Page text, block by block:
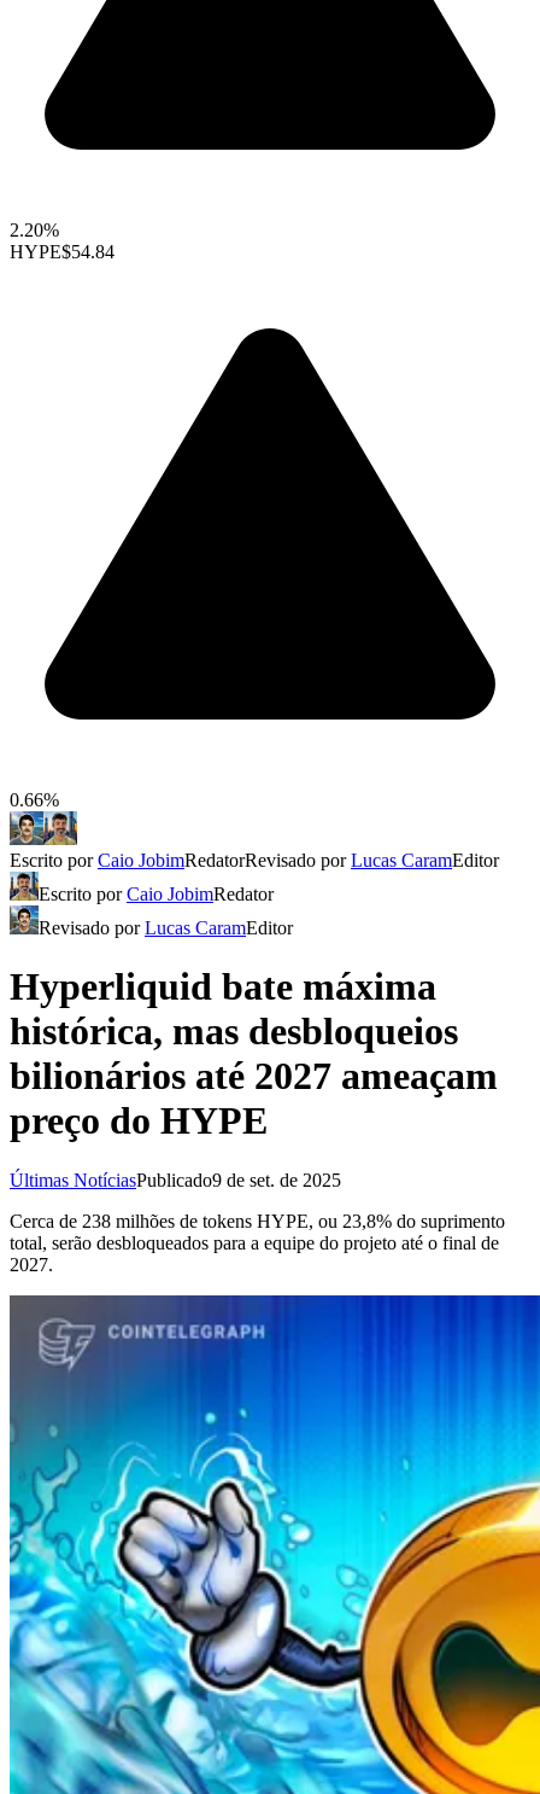
2.20%
HYPE$54.84
0.66%
Escrito porCaio JobimRedatorRevisado porLucas CaramEditor
Escrito porCaio JobimRedator
Revisado porLucas CaramEditor
Hyperliquid bate máxima
histórica, mas desbloqueios
bilionários até 2027 ameaçam
preço do HYPE
Últimas NotíciasPublicado9 de set. de 2025
Cerca de 238 milhões de tokens HYPE, ou 23,8% do suprimento
total, serão desbloqueados para a equipe do projeto até o final de
2027.